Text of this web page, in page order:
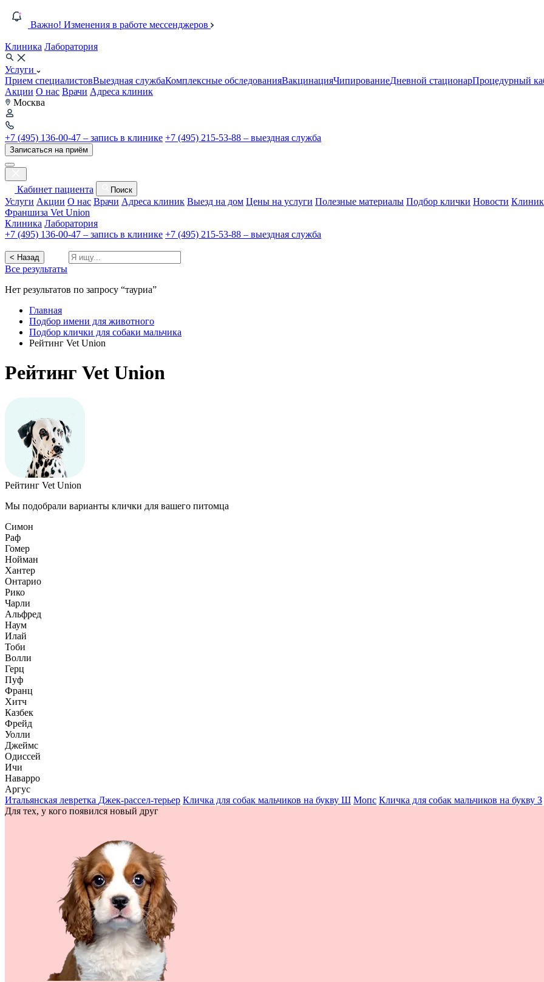
Важно! Изменения в работе мессенджеров
Клиника Лаборатория
Услуги
Прием специалистовВыездная службаКомплексные обследованияВакцинацияЧипированиеДневной стационарПроцедурный
Акции О нас Врачи Адреса клиник
Москва
+7 (495) 136-00-47 – запись в клинике +7 (495) 215-53-88 – выездная служба
Записаться на приём
Кабинет пациента Поиск
Услуги Акции О нас Врачи Адреса клиник Выезд на дом Цены на услуги Полезные материалы Подбор клички Новости
Франшиза Vet Union
Клиника Лаборатория
+7 (495) 136-00-47 – запись в клинике +7 (495) 215-53-88 – выездная служба
< Назад
Все результаты
Нет результатов по запросу “тауриа”
Главная
Подбор имени для животного
Подбор клички для собаки мальчика
Рейтинг Vet Union
Рейтинг Vet Union
Рейтинг Vet Union
Мы подобрали варианты клички для вашего питомца
Симон
Раф
Гомер
Нойман
Хантер
Онтарио
Рико
Чарли
Альфред
Наум
Илай
Тоби
Волли
Герц
Пуф
Франц
Хитч
Казбек
Фрейд
Уолли
Джеймс
Одиссей
Ичи
Наварро
Аргус
Итальянская левретка Джек-рассел-терьер Кличка для собак мальчиков на букву Ш Мопс Кличка для собак мальчиков на букву З
Для тех, у кого появился новый друг